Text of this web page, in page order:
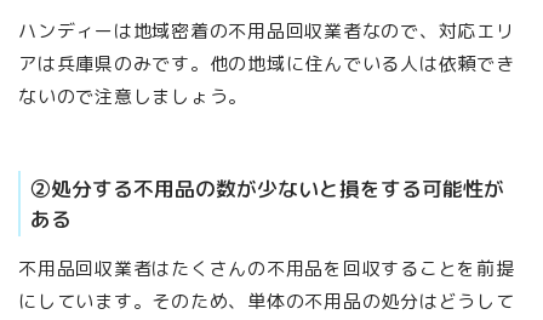
ハンディーは地域密着の不用品回収業者なので、対応エリ
アは兵庫県のみです。他の地域に住んでいる人は依頼でき
ないので注意しましょう。
②処分する不用品の数が少ないと損をする可能性が
ある
不用品回収業者はたくさんの不用品を回収することを前提
にしています。そのため、単体の不用品の処分はどうして